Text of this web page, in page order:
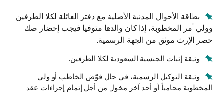
بطاقة الأحوال المدنية الأصلية مع دفتر العائلة لكلا الطرفين
وولي أمر المخطوبة، إذا كان والدها متوفيا فيجب إحضار صك
حصر الإرث موثق من الجهة الرسمية.
وثيقة إثبات الجنسية السعودية لكلا الطرفين.
وثيقة التوكيل الرسمية، في حال فوّض الخاطب أو ولي
المخطوبة محامياً أو أحد آخر مخول من أجل إتمام إجراءات عقد